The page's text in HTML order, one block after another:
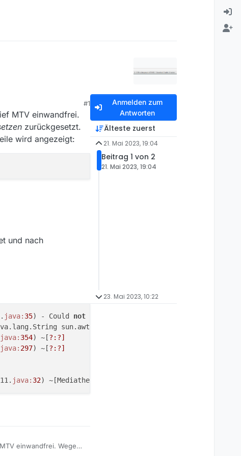
#1
MTV einwandfrei.
zurückgesetzt.
wird angezeigt:
und nach
java: 35) - Could not
sun.awt.X11.XToolkit.awtAppClassName
java: 354) ~[?: ?]
java: 297) ~[?: ?]
java: 32) ~[MediathekView-
einwandfrei. Wegen
Anmelden zum
Antworten
Älteste zuerst
21. Mai 2023, 19:04
Beitrag 1 von 2
21. Mai 2023, 19:04
23. Mai 2023, 10:22